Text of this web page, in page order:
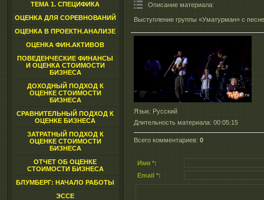
ТЕМА 1. СПЕЦИФИКА
ОЦЕНКА ДЛЯ СОРЕВНОВАНИЙ
ОЦЕНКА В ПРОЕКТН.АНАЛИЗЕ
ОЦЕНКА ФИН.АКТИВОВ
ПОВЕДЕНЧЕСКИЕ ФИНАНСЫ
И ОЦЕНКА СТОИМОСТИ
БИЗНЕСА
ДОХОДНЫЙ ПОДХОД К
ОЦЕНКЕ СТОИМОСТИ
БИЗНЕСА
СРАВНИТЕЛЬНЫЙ ПОДХОД К
ОЦЕНКЕ БИЗНЕСА
ЗАТРАТНЫЙ ПОДХОД К
ОЦЕНКЕ СТОИМОСТИ
БИЗНЕСА
ОТЧЕТ ОБ ОЦЕНКЕ
СТОИМОСТИ БИЗНЕСА
БЛУМБЕРГ: НАЧАЛО РАБОТЫ
ЭССЕ
Описание материала:
Выступление группы «Уматурман» с
Язык: Русский
Длительность материала: 00:05:15
Всего комментариев: 0
Имя *:
Email *: